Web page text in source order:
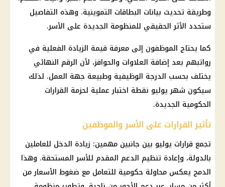
وطريقة تحديث بيانات البطاقات التموينية. وهذه التفاصيل
ستحدد الأثر الحقيقي للمنظومة الجديدة على الأسر.
كما يحتاج الموظفون إلى معرفة قيمة الزيادة الفعلية في
رواتبهم بعد إضافة العلاوات والحوافز، لأن الرقم النهائي
يختلف بحسب الدرجة الوظيفية وطبيعة جهة العمل. لذلك
سيكون شهر يوليو نقطة اختبار عملية لحزمة القرارات
الحكومية الجديدة.
تأثير القرارات على الأسر والموظفين
تجمع قرارات يوليو بين جانبين مهمين: زيادة الدخل للعاملين
بالدولة، وإعادة تنظيم الدعم المقدم للأسر المستحقة. وهذا
الدمج يعكس محاولة حكومية للتعامل مع ضغوط الأسعارمن